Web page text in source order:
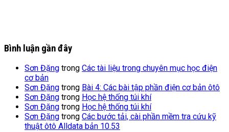
Bình luận gần đây
Sơn Đặng trong Các tài liệu trong chuyên mục học điện
cơ bản
Sơn Đặng trong Bài 4: Các bài tập phần điện cơ bản ôtô
Sơn Đặng trong Học hệ thống túi khí
Sơn Đặng trong Học hệ thống túi khí
Sơn Đặng trong Các bước tải, cài phần mềm tra cứu kỹ
thuật ôtô Alldata bản 10.53